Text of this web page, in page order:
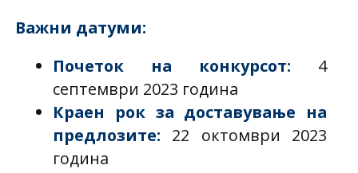
Важни датуми:
Почеток на конкурсот:
4
септември 2023 година
Краен рок за доставување на
предлозите: 22 октомври 2023
година